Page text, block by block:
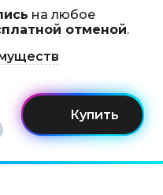
на любое
отменой.